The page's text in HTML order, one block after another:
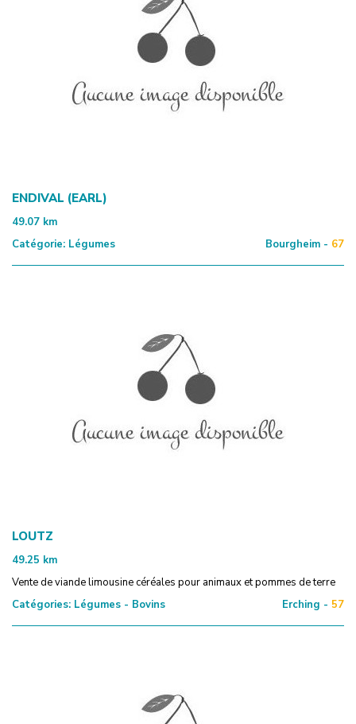
ENDIVAL (EARL)
49.07 km
Catégorie: Légumes Bourgheim - 67
LOUTZ
49.25 km
Vente de viande limousine céréales pour animaux et pommes de terre
Catégories: Légumes - Bovins Erching - 57